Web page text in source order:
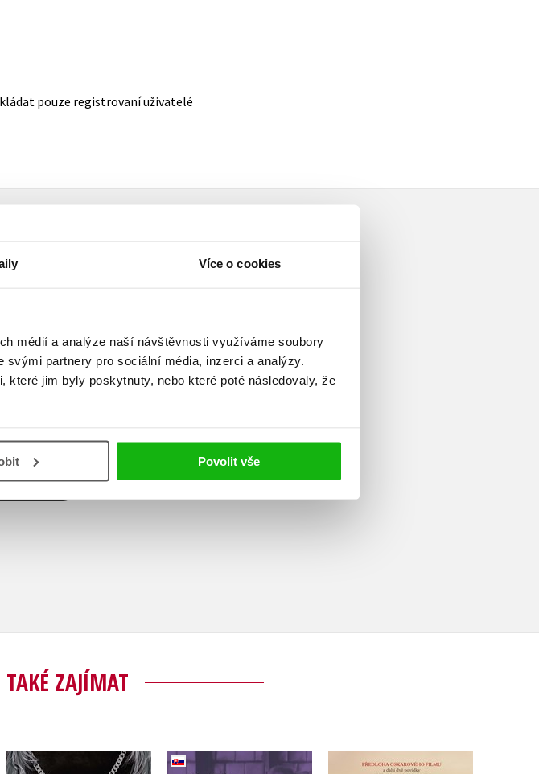
Více o cookies
médií a analýze naší návštěvnosti využíváme soubory
partnery pro sociální média, inzerci a analýzy.
jim byly poskytnuty, nebo které poté následovaly, že
Povolit vše
pouze registrovaní uživatelé
světy J. R. R. Tolkiena, Robin Hobbové, J. K. Rowlingové,
hry a filmy žánru fantasy. Vždycky snil o tom, že začne
neuvěřitelné a fantastické příběhy a jednoho dne se stane
autora
ZAJÍMAT